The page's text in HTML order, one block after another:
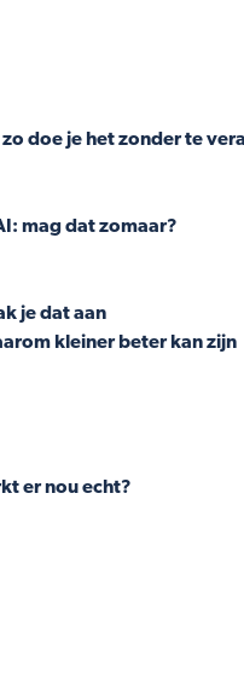
zo doe je het zonder te
mag dat zomaar?
je dat aan
kleiner beter kan zijn
er nou echt?